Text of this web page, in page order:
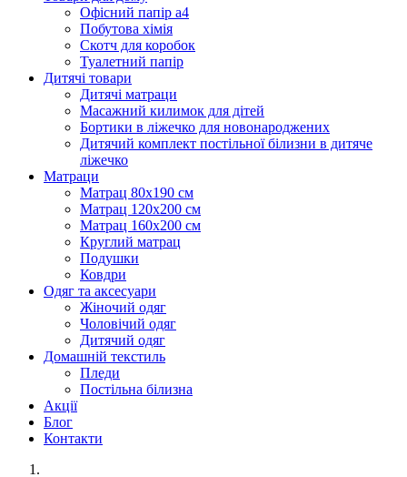
Офісний папір а4
Побутова хімія
Скотч для коробок
Туалетний папір
Дитячі товари
Дитячі матраци
Масажний килимок для дітей
Бортики в ліжечко для новонароджених
Дитячий комплект постільної білизни в дитяче
ліжечко
Матраци
Матрац 80х190 см
Матрац 120х200 см
Матрац 160х200 см
Круглий матрац
Подушки
Ковдри
Одяг та аксесуари
Жіночий одяг
Чоловічий одяг
Дитячий одяг
Домашній текстиль
Пледи
Постільна білизна
Акції
Блог
Контакти